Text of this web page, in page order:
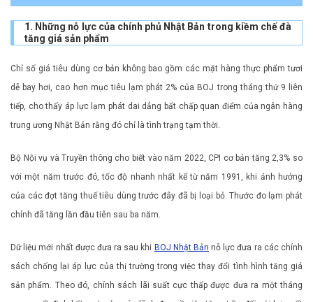
1. Những nỗ lực của chính phủ Nhật Bản trong kiềm chế đà
tăng giá sản phẩm
Chỉ số giá tiêu dùng cơ bản không bao gồm các mặt hàng thực phẩm tươi
dễ bay hơi, cao hơn mục tiêu lạm phát 2% của BOJ trong tháng thứ 9 liên
tiếp, cho thấy áp lực lạm phát dai dẳng bất chấp quan điểm của ngân hàng
trung ương Nhật Bản rằng đó chỉ là tình trạng tạm thời.
Bộ Nội vụ và Truyền thông cho biết vào năm 2022, CPI cơ bản tăng 2,3% so
với một năm trước đó, tốc độ nhanh nhất kể từ năm 1991, khi ảnh hưởng
của các đợt tăng thuế tiêu dùng trước đây đã bị loại bỏ. Thước đo lạm phát
chính đã tăng lần đầu tiên sau ba năm.
Dữ liệu mới nhất được đưa ra sau khi BOJ Nhật Bản nỗ lực đưa ra các chính
sách chống lại áp lực của thị trường trong việc thay đổi tình hình tăng giá
sản phẩm. Theo đó, chính sách lãi suất cực thấp được đưa ra một tháng